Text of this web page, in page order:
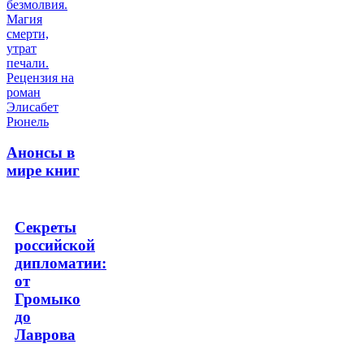
Анонсы в
мире книг
Секреты
российской
дипломатии:
от
Громыко
до
Лаврова